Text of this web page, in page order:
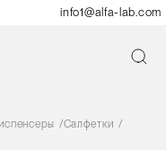
info1@alfa-lab.com
/Салфетки /